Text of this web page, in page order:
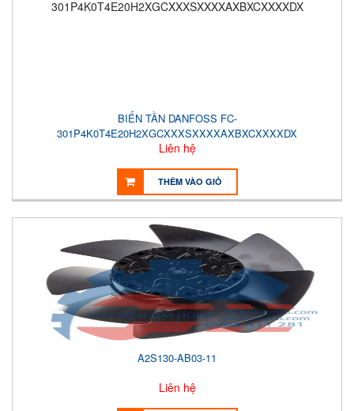
BIẾN TẦN DANFOSS FC-
301P4K0T4E20H2XGCXXXSXXXXAXBXCXXXXDX
Liên hệ
THÊM VÀO GIỎ
A2S130-AB03-11
Liên hệ